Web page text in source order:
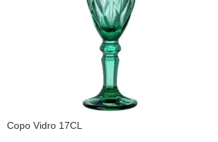
Copo Vidro 17CL